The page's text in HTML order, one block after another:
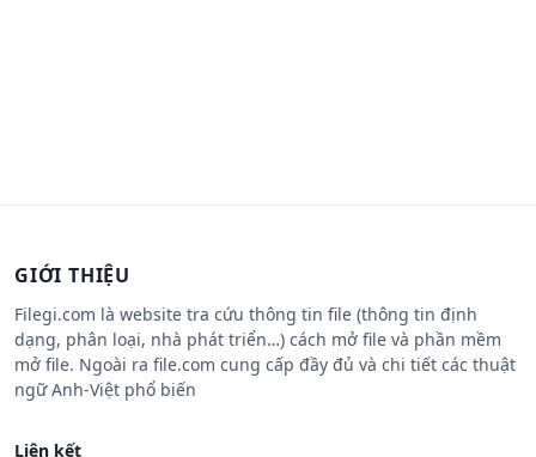
GIỚI THIỆU
Filegi.com là website tra cứu thông tin file (thông tin định
dạng, phân loại, nhà phát triển…) cách mở file và phần mềm
mở file. Ngoài ra file.com cung cấp đầy đủ và chi tiết các thuật
ngữ Anh-Việt phổ biến
Liên kết